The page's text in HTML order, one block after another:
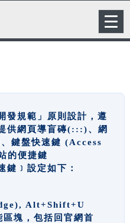
發規範」原則設計，遵
供網頁導盲磚(:::)、網
鍵盤快速鍵 (Access
的便捷鍵
鍵﹞設定如下：
Alt+Shift+U
塊，包括回官網首